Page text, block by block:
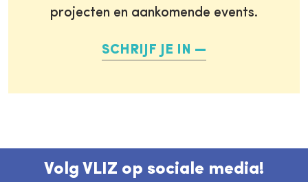
projecten en aankomende events.
SCHRIJF JE IN
Volg VLIZ op sociale media!